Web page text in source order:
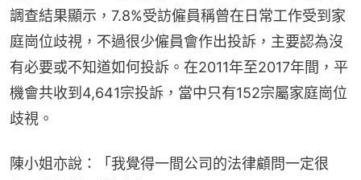
調查結果顯示，7.8%受訪僱員稱曾在日常工作受到家
庭崗位歧視，不過很少僱員會作出投訴，主要認為沒
有必要或不知道如何投訴。在2011年至2017年間，平
機會共收到4,641宗投訴，當中只有152宗屬家庭崗位
歧視。
陳小姐亦說：「我覺得一間公司的法律顧問一定很